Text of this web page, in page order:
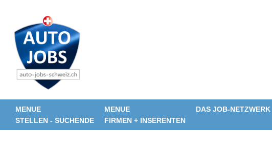
MENUE
STELLEN - SUCHENDE
MENUE
FIRMEN + INSERENTEN
DAS JOB-NETZWERK